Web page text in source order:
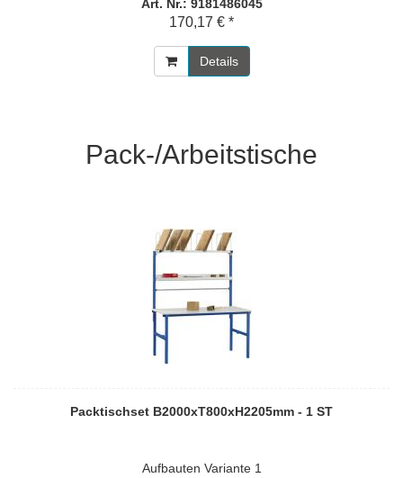
Art. Nr.: 9181486045
170,17 € *
Details
Pack-/Arbeitstische
Packtischset B2000xT800xH2205mm - 1 ST
Aufbauten Variante 1